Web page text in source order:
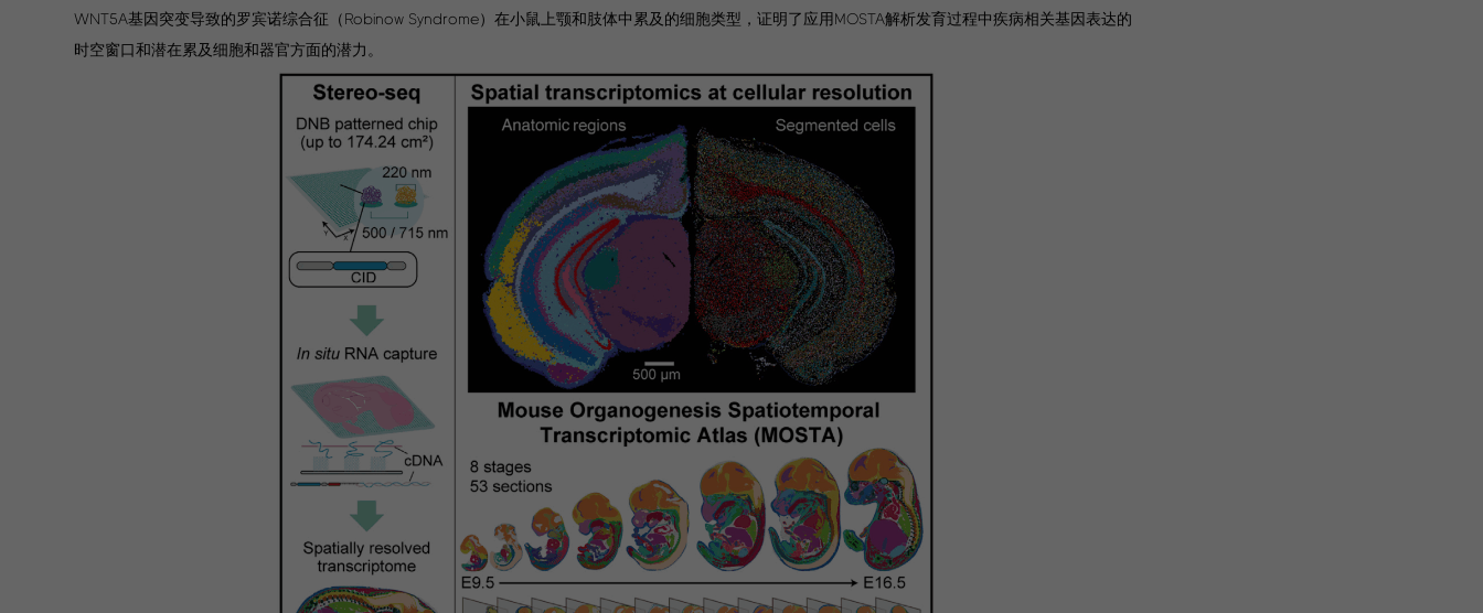
WNT5A基因突变导致的罗宾诺综合征（Robinow Syndrome）在小鼠上颚和肢体中累及的细胞类型，证明了应用MOSTA解析发育过程中疾病相关基因表达的
时空窗口和潜在累及细胞和器官方面的潜力。